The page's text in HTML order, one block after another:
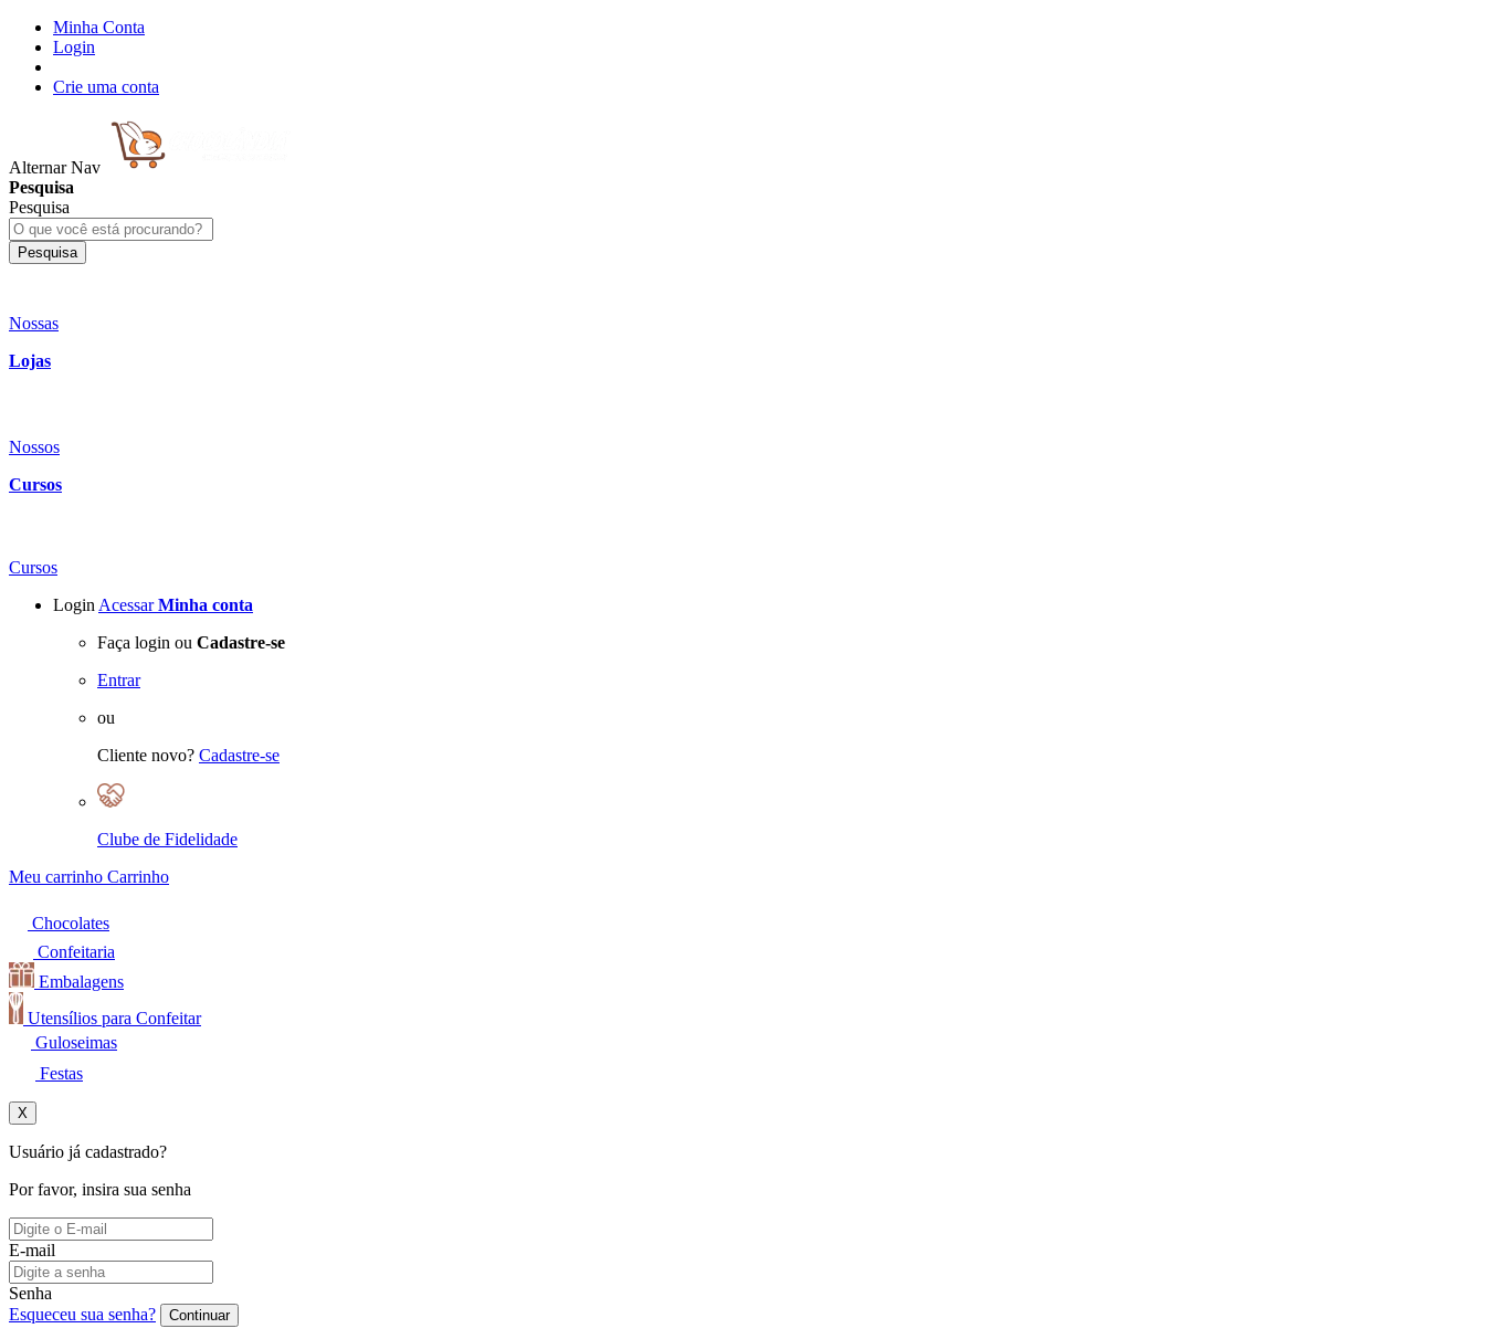
Minha Conta
Login
Crie uma conta
Alternar Nav
Pesquisa
Pesquisa
Pesquisa
Nossas
Lojas
Nossos
Cursos
Cursos
Login Acessar Minha conta
Faça login ou Cadastre-se
Entrar
ou
Cliente novo? Cadastre-se
Clube de Fidelidade
Meu carrinho Carrinho
Chocolates
Confeitaria
Embalagens
Utensílios para Confeitar
Guloseimas
Festas
X
Usuário já cadastrado?
Por favor, insira sua senha
E-mail
Senha
Esqueceu sua senha?
Continuar